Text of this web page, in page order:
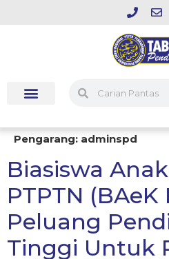
Pengarang: adminspd
Biasiswa
PTPTN (BAeK
Peluang
Tinggi Untuk